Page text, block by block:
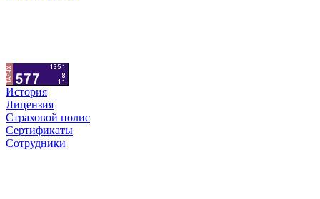
История
Лицензия
Страховой полис
Сертификаты
Сотрудники